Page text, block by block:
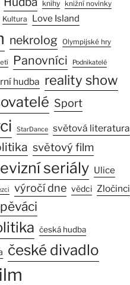
knihy knižní novinky
Kultura Love Island
nekrolog Olympijské hry
Panovníci Podnikatelé
hudba reality show
Sport
StarDance světová literatura
světový film
seriály Ulice
výročí dne vědci Zločinci
česká hudba
české divadlo